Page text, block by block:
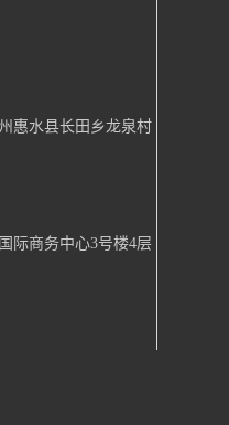
惠水县长田乡龙泉村
际商务中心3号楼4层